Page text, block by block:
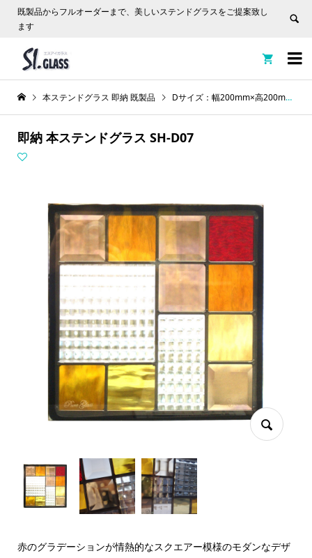
既製品からフルオーダーまで、美しいステンドグラスをご提案致し
ます


本ステンドグラス 即納 既製品 Dサイズ：幅200mm×高200mm
即納 本ステンドグラス SH-D07
赤のグラデーションが情熱的なスクエアー模様のモダンなデザ